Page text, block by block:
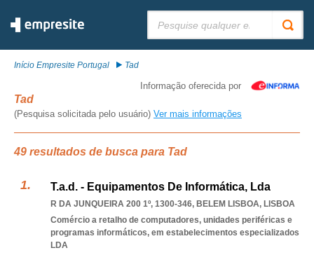
Início Empresite Portugal Tad
Informação oferecida por
Tad
(Pesquisa solicitada pelo usuário) Ver mais informações
49 resultados de busca para Tad
T.a.d. - Equipamentos De Informática, Lda
R DA JUNQUEIRA 200 1º, 1300-346, BELEM LISBOA, LISBOA
Comércio a retalho de computadores, unidades periféricas e
programas informáticos, em estabelecimentos especializados
LDA